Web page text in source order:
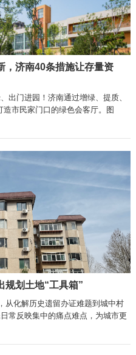
，济南40条措施让存量资
出门进园！济南通过增绿、提质、
市民家门口的绿色会客厅。图
规划土地“工具箱”
从化解历史遗留办证难题到城中村
常反映集中的痛点难点，为城市更
。